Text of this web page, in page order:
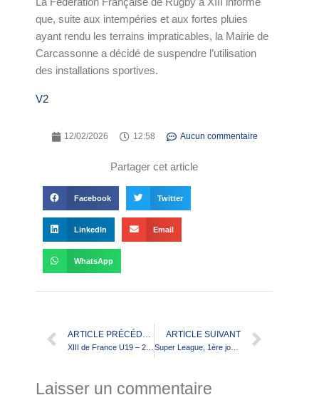
que, suite aux intempéries et aux fortes pluies
ayant rendu les terrains impraticables, la Mairie de
Carcassonne a décidé de suspendre l’utilisation
des installations sportives.
V2
12/02/2026 12:58 Aucun commentaire
Partager cet article
Facebook Twitter
LinkedIn Email
WhatsApp
ARTICLE PRÉCÉDENT ARTICLE SUIVANT
Laisser un commentaire